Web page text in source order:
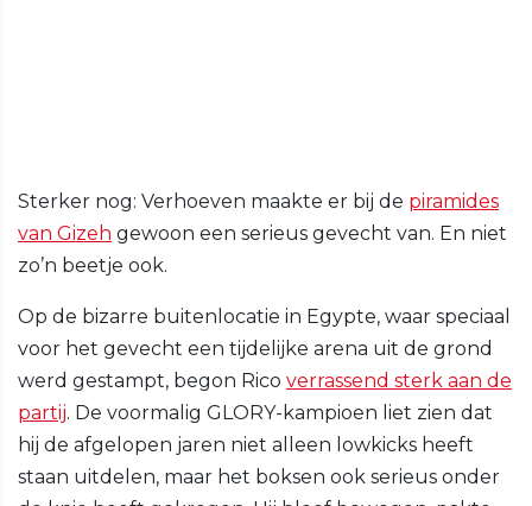
Sterker nog: Verhoeven maakte er bij de piramides
van Gizeh gewoon een serieus gevecht van. En niet
zo’n beetje ook.
Op de bizarre buitenlocatie in Egypte, waar speciaal
voor het gevecht een tijdelijke arena uit de grond
werd gestampt, begon Rico verrassend sterk aan de
partij. De voormalig GLORY-kampioen liet zien dat
hij de afgelopen jaren niet alleen lowkicks heeft
staan uitdelen, maar het boksen ook serieus onder